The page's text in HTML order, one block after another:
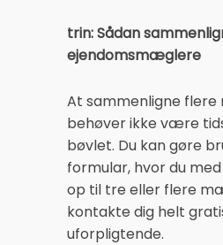
trin: Sådan
ejendomsmæglere
At sammenligne
behøver ikke være
bøvlet. Du kan gøre
formular, hvor du
op til tre eller flere
kontakte dig helt
uforpligtende.